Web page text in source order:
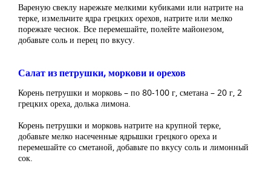
Вареную свеклу нарежьте мелкими кубиками или натрите на
терке, измельчите ядра грецких орехов, натрите или мелко
порежьте чеснок. Все перемешайте, полейте майонезом,
добавьте соль и перец по вкусу.
Салат из петрушки, моркови и орехов
Корень петрушки и морковь – по 80-100 г, сметана – 20 г, 2
грецких ореха, долька лимона.
Корень петрушки и морковь натрите на крупной терке,
добавьте мелко насеченные ядрышки грецкого ореха и
перемешайте со сметаной, добавьте по вкусу соль и лимонный
сок.